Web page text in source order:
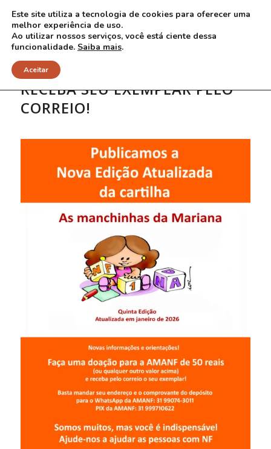
RECEBA SEU EXEMPLAR PELO
CORREIO!
Este site utiliza a tecnologia de cookies para oferecer uma
melhor experiência de uso.
Ao utilizar nossos serviços, você está ciente dessa
funcionalidade. Saiba mais.
Aceitar